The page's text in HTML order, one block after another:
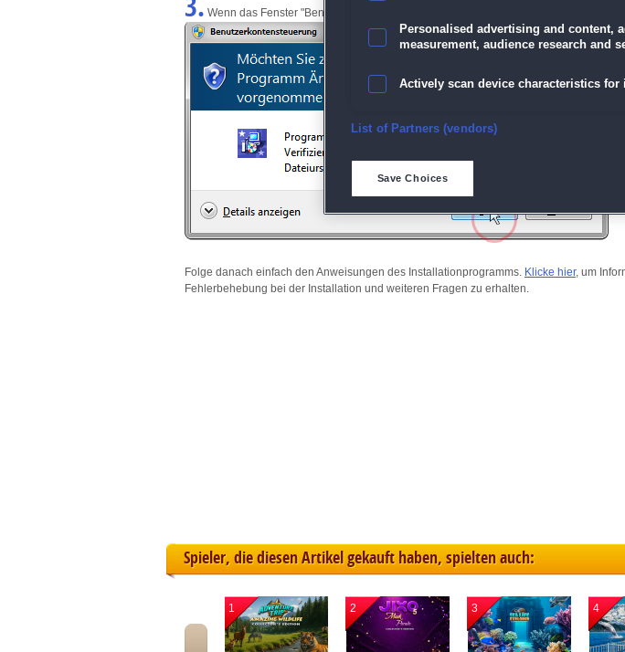
Wenn das Fenster "Benutzerkontensteuerung" angezeigt wird, klicke auf "Ja" (Bei
Folge danach einfach den Anweisungen des Installationprogramms. Klicke hier, um
Fehlerbehebung bei der Installation und weiteren Fragen zu erhalten.
Spieler, die diesen Artikel gekauft haben, spielten auch:
1 2 3 4
Personalised advertising and content,
measurement, audience research and
Actively scan device characteristics for
Ensure security, prevent and detect
Match and combine data from other
List of Partners (vendors)
Save Choices